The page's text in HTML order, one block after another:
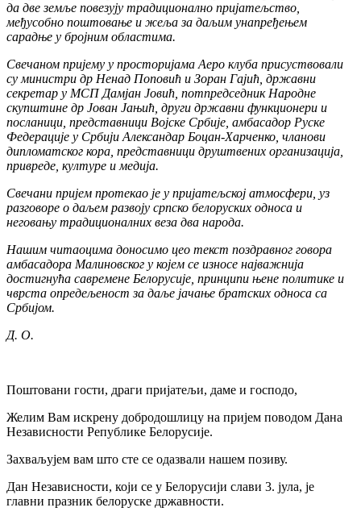
да две земље повезују традиционално пријатељство,
међусобно поштовање и жеља за даљим унапређењем
сарадње у бројним областима.
Свечаном пријему у просторијама Аеро клуба присуствовали
су министри др Ненад Поповић и Зоран Гајић, државни
секретар у МСП Дамјан Јовић, потпредседник Народне
скупштине др Јован Јањић, други државни функционери и
посланици, представници Војске Србије, амбасадор Руске
Федерације у Србији Александар Боцан-Харченко, чланови
дипломатског кора, представници друштвених организација,
привреде, културе и медија.
Свечани пријем протекао је у пријатељској атмосфери, уз
разговоре о даљем развоју српско белоруских односа и
неговању традиционалних веза два народа.
Нашим читаоцима доносимо цео текст поздравног говора
амбасадора Малиновског у којем се износе најважнија
достигнућа савремене Белорусије, принципи њене политике и
чврста опредељеност за даље јачање братских односа са
Србијом.
Д. О.
Поштовани гости, драги пријатељи, даме и господо,
Желим Вам искрену добродошлицу на пријем поводом Дана
Независности Републике Белорусије.
Захваљујем вам што сте се одазвали нашем позиву.
Дан Независности, који се у Белорусији слави 3. јула, је
главни празник белоруске државности.